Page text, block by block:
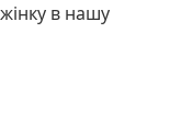
в нашу